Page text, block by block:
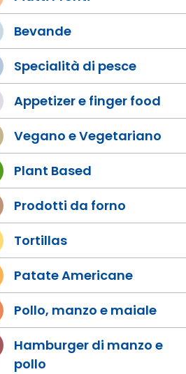
Bevande
Specialità di pesce
Appetizer e finger food
Vegano e Vegetariano
Plant Based
Prodotti da forno
Tortillas
Patate Americane
Pollo, manzo e maiale
Hamburger di manzo e
pollo